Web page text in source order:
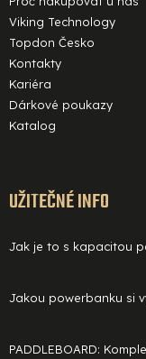
Viking Technology
Topdon Česko
Kontakty
Kariéra
Dárkové poukazy
Katalog
UŽITEČNÉ INFO
Jak je to s kapacitou
Jakou powerbanku si
PADDLEBOARD: